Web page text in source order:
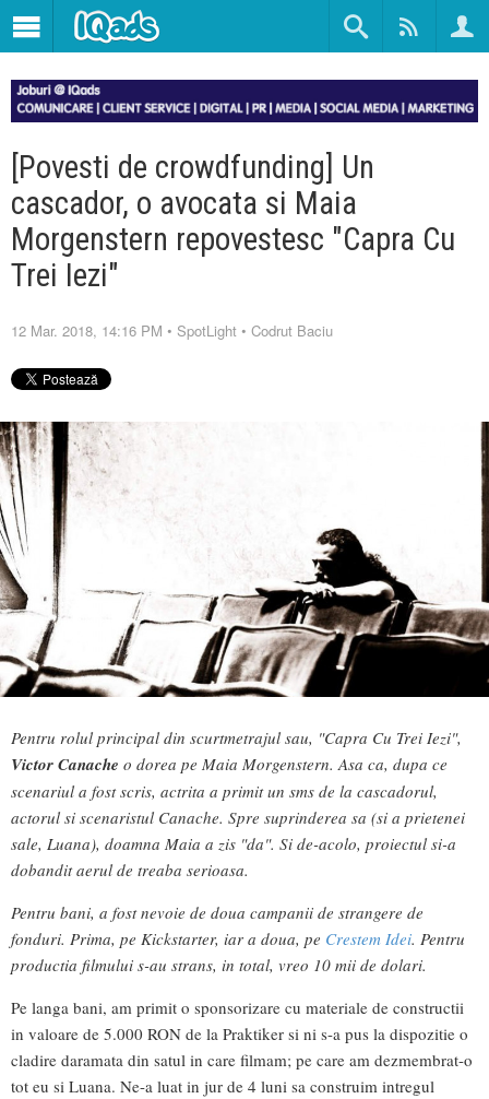
[Povesti de crowdfunding] Un
cascador, o avocata si Maia
Morgenstern repovestesc "Capra Cu
Trei Iezi"
12 Mar. 2018, 14:16 PM • SpotLight • Codrut Baciu
Pentru rolul principal din scurtmetrajul sau, "Capra Cu Trei Iezi",
Victor Canache o dorea pe Maia Morgenstern. Asa ca, dupa ce
scenariul a fost scris, actrita a primit un sms de la cascadorul,
actorul si scenaristul Canache. Spre suprinderea sa (si a prietenei
sale, Luana), doamna Maia a zis "da". Si de-acolo, proiectul si-a
dobandit aerul de treaba serioasa.
Pentru bani, a fost nevoie de doua campanii de strangere de
fonduri. Prima, pe Kickstarter, iar a doua, pe Crestem Idei. Pentru
productia filmului s-au strans, in total, vreo 10 mii de dolari.
Pe langa bani, am primit o sponsorizare cu materiale de constructii
in valoare de 5.000 RON de la Praktiker si ni s-a pus la dispozitie o
cladire daramata din satul in care filmam; pe care am dezmembrat-o
tot eu si Luana. Ne-a luat in jur de 4 luni sa construim intregul